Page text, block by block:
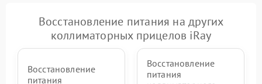
Восстановление питания на других
коллиматорных прицелов iRay
Восстановление
питания
Восстановление
питания